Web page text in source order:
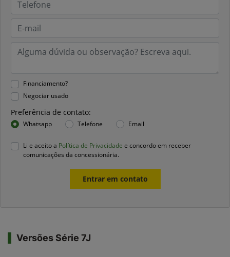
Financiamento?
Negociar usado
Preferência de contato:
Whatsapp Telefone Email
Li e aceito a Política de Privacidade e concordo em receber
comunicações da concessionária.
Entrar em contato
Versões Série 7J